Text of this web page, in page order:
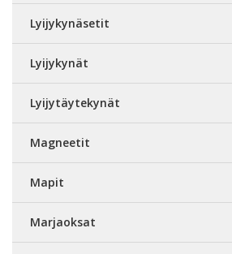
Lyijykynäsetit
Lyijykynät
Lyijytäytekynät
Magneetit
Mapit
Marjaoksat